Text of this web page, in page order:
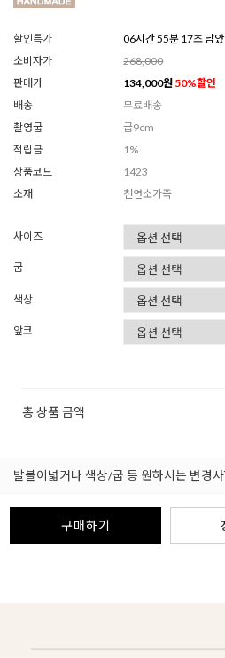
할인특가
06시간 55분 15초 남
소비자가
268,000
판매가
134,000원 50%할인
배송
무료배송
촬영굽
굽9cm
적립금
1%
상품코드
1423
소재
천연소가죽
사이즈
굽
색상
앞코
총 상품 금액
발볼이넓거나 색상/굽 등 원하시는 변경
구매하기